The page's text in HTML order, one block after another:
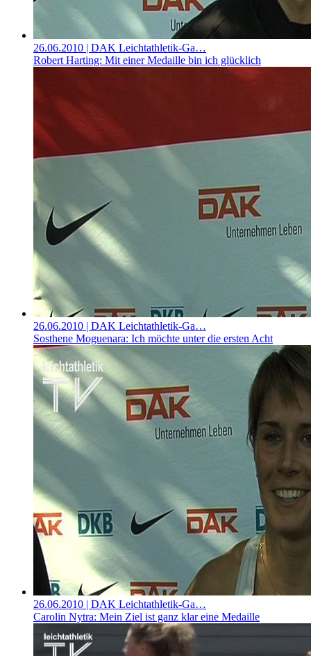
26.06.2010 | DAK Leichtathletik-Ga…
Robert Harting: Mit einer Medaille bin ich glücklich
26.06.2010 | DAK Leichtathletik-Ga…
Sosthene Moguenara: Ich möchte unter die ersten Acht
26.06.2010 | DAK Leichtathletik-Ga…
Carolin Nytra: Mein Ziel ist ganz klar eine Medaille